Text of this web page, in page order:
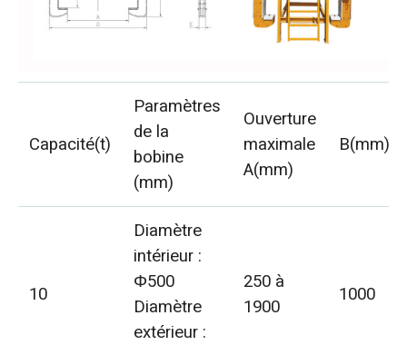
Capacité(t)
Paramètres
de la
bobine
(mm)
Ouverture
maximale
A(mm)
B(mm)
10
Diamètre
intérieur :
Φ500
Diamètre
extérieur :
250 à
1900
1000